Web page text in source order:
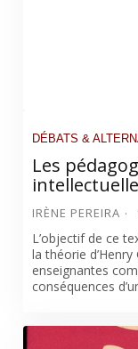
DÉBATS &
Les
IRÈNE PEREIRA
L’objectif de ce
la théorie
enseignantes
conséquences